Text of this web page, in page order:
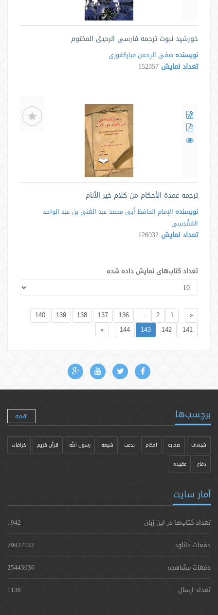
خورشید نبوت ترجمه فارسی الرحیق المختوم
نویسنده صفی الرحمن مبارکفوری
تعداد نمایش 152357
ترجمه عمدة الأحکام من کلام خیر الأنام
نویسنده الإمام الحافظ أبی محمد عبد الغنی بن عبد الواحد
المَقْدِسِی
تعداد نمایش 126932
تعداد کتاب‌های نمایش داده شده
«
1
2
...
136
137
138
139
140
141
142
143
144
»
برچسب‌ها همه
شبهات صحابه احکام بدعت شیعه رسول الله قرآن کریم خرافات
دفاع عقیده
آمار سایت
تعداد کتاب‌ها در این زبان
1942
دفعات دانلود
79837122
دفعات مشاهده
25443936
تعداد ارسال
1138